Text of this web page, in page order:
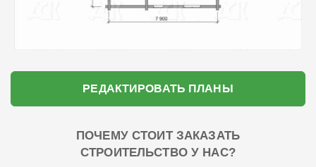
РЕДАКТИРОВАТЬ ПЛАНЫ
ПОЧЕМУ СТОИТ ЗАКАЗАТЬ
СТРОИТЕЛЬСТВО У НАС?